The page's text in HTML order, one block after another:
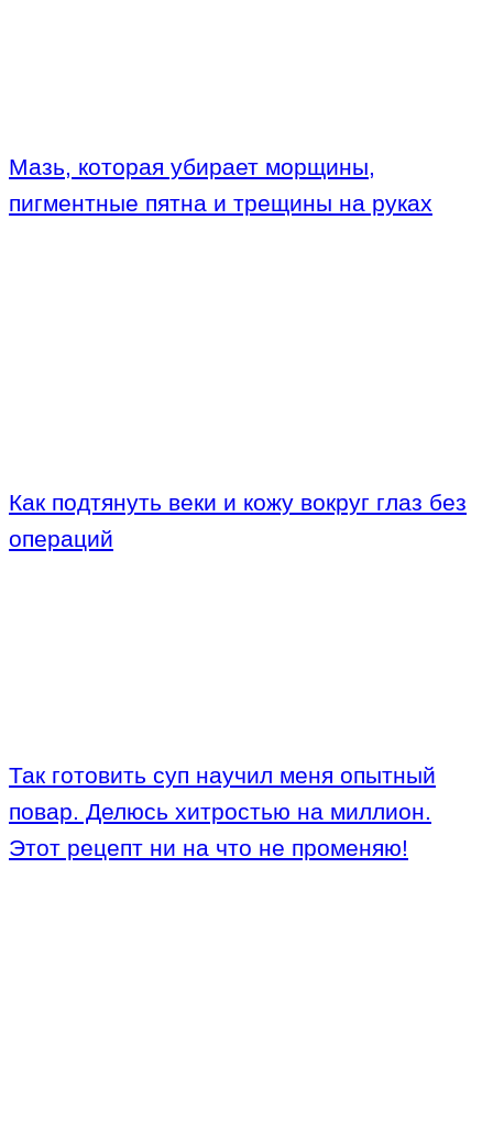
Мазь, которая убирает морщины,
пигментные пятна и трещины на руках
Как подтянуть веки и кожу вокруг глаз без
операций
Так готовить суп научил меня опытный
повар. Делюсь хитростью на миллион.
Этот рецепт ни на что не променяю!